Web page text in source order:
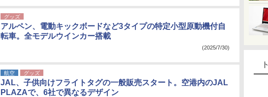
グッズ
アルペン、電動キックボードなど3タイプの特定小型原動機付自
転車。全モデルウインカー搭載
(2025/7/30)
航空 グッズ
JAL、子供向けフライトタグの一般販売スタート。空港内のJAL
PLAZAで、6社で異なるデザイン